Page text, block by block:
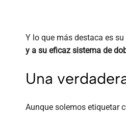
Y lo que más destaca es
y a su eficaz sistema de
Una
Aunque solemos etiquetar